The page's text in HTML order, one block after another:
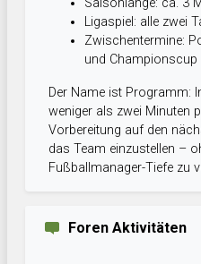
Saisonlänge: ca. 3
Ligaspiel: alle zwei
Zwischentermine:
und Championscup
Der Name ist Programm:
weniger als zwei Minuten
Vorbereitung auf den
das Team einzustellen –
Fußballmanager-Tiefe zu
Foren Aktivitäten